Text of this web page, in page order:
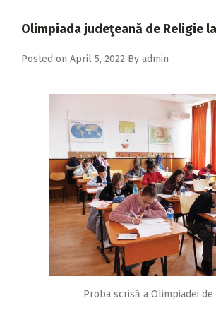
2017
2016
Olimpiada judeţeană de Religie
Posted on April 5, 2022 By admin
Proba scrisă a Olimpiadei